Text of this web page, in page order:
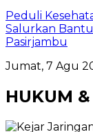
Peduli
Salurkan
Pasirjambu
Jumat, 7 Agu
HUKUM